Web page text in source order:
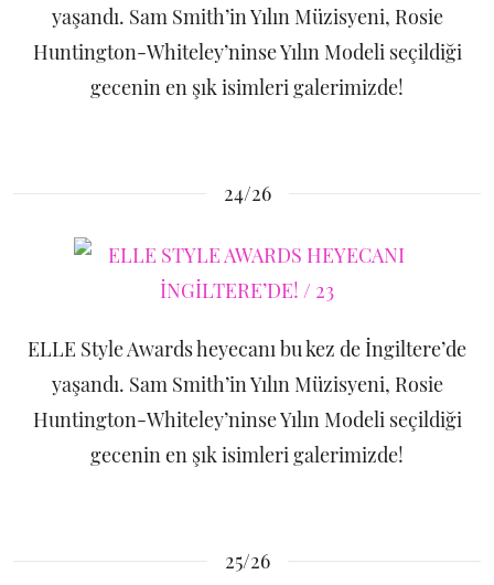
yaşandı. Sam Smith’in Yılın Müzisyeni, Rosie
Huntington-Whiteley’ninse Yılın Modeli seçildiği
gecenin en şık isimleri galerimizde!
24/26
ELLE Style Awards heyecanı bu kez de İngiltere’de
yaşandı. Sam Smith’in Yılın Müzisyeni, Rosie
Huntington-Whiteley’ninse Yılın Modeli seçildiği
gecenin en şık isimleri galerimizde!
25/26